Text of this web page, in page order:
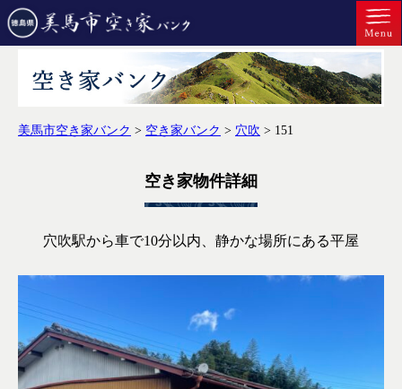
美馬市空き家バンク > 空き家バンク > 穴吹 > 151
空き家物件詳細
穴吹駅から車で10分以内、静かな場所にある平屋